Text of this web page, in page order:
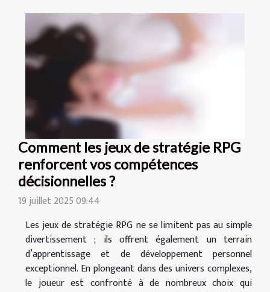
Comment les jeux de stratégie RPG
renforcent vos compétences
décisionnelles ?
19 juillet 2025 09:44
Les jeux de stratégie RPG ne se limitent pas au simple
divertissement ; ils offrent également un terrain
d’apprentissage et de développement personnel
exceptionnel. En plongeant dans des univers complexes,
le joueur est confronté à de nombreux choix qui